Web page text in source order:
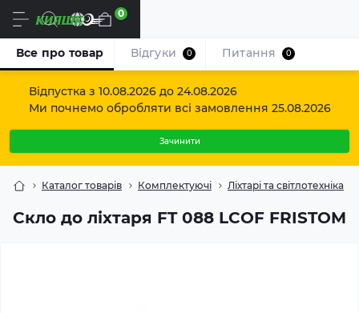
Відпустка з 10.08.2026 до 24.08.2026
Ми почнемо обробляти всі замовлення 25.08.2026
Зачинити
Uk 0
Каталог товарів Комплектуючі Ліхтарі та світлотехніка
Скло до ліхтаря FT 088 LCOF FRISTOM
Все про товар Відгуки 0 Питання 0